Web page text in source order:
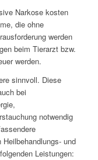
Narkose kosten
die ohne
werden
beim Tierarzt bzw.
werden.
sinnvoll. Diese
bei
notwendig
und
Leistungen: